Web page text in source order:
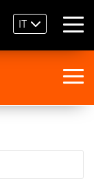
IT